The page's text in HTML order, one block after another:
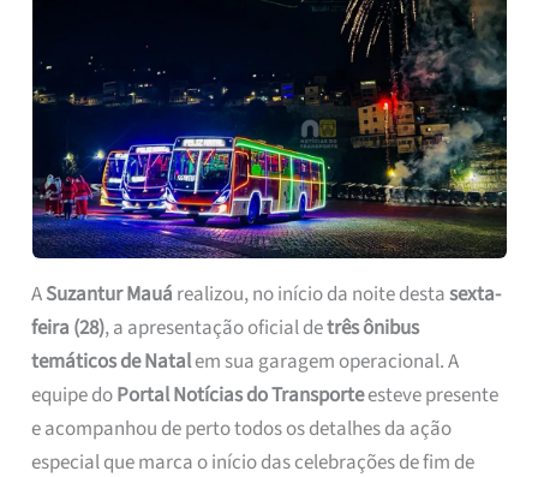
ASuzantur Mauá realizou, no início da noite destasexta-
feira (28), a apresentação oficial detrês ônibus
temáticos de Natalem sua garagem operacional. A
equipe doPortal Notícias do Transporteesteve presente
e acompanhou de perto todos os detalhes da ação
especial que marca o início das celebrações de fim de